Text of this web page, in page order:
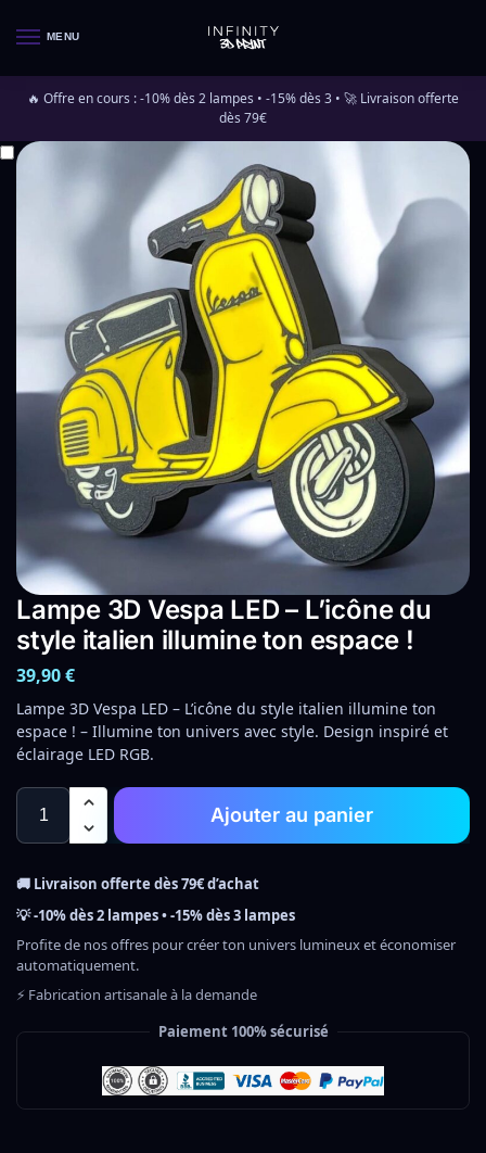
MENU
🔥 Offre en cours : -10% dès 2 lampes • -15% dès 3 • 🚀 Livraison offerte
dès 79€
Lampe 3D Vespa LED – L’icône du
style italien illumine ton espace !
39,90€
Lampe 3D Vespa LED – L’icône du style italien illumine ton
espace ! – Illumine ton univers avec style. Design inspiré et
éclairage LED RGB.
Ajouter au panier
🚚 Livraison offerte dès 79€ d’achat
💡 -10% dès 2 lampes • -15% dès 3 lampes
Profite de nos offres pour créer ton univers lumineux et économiser
automatiquement.
⚡ Fabrication artisanale à la demande
Paiement 100% sécurisé